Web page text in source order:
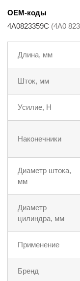
OEM-коды
4A0823359C (4A0
Длина, мм
Шток, мм
Усилие, Н
Наконечники
Диаметр штока,
мм
Диаметр
цилиндра, мм
Применение
Бренд